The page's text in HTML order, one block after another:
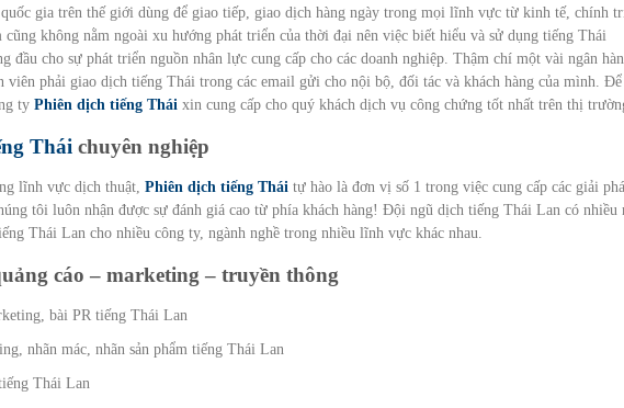
gia trên thế giới dùng để giao tiếp, giao dịch hàng ngày trong mọi lĩnh vực từ kinh tế, chính
không nằm ngoài xu hướng phát triển của thời đại nên việc biết hiểu và sử dụng tiếng Thái
đầu cho sự phát triển nguồn nhân lực cung cấp cho các doanh nghiệp. Thậm chí một vài ngân
viên phải giao dịch tiếng Thái trong các email gửi cho nội bộ, đối tác và khách hàng của mình. Để
ty Phiên dịch tiếng Thái xin cung cấp cho quý khách dịch vụ công chứng tốt nhất trên thị
Thái chuyên nghiệp
lĩnh vực dịch thuật, Phiên dịch tiếng Thái tự hào là đơn vị số 1 trong việc cung cấp các giải
tôi luôn nhận được sự đánh giá cao từ phía khách hàng! Đội ngũ dịch tiếng Thái Lan có nhiều
Thái Lan cho nhiều công ty, ngành nghề trong nhiều lĩnh vực khác nhau.
cáo – marketing – truyền thông
bài PR tiếng Thái Lan
nhãn mác, nhãn sản phẩm tiếng Thái Lan
Thái Lan